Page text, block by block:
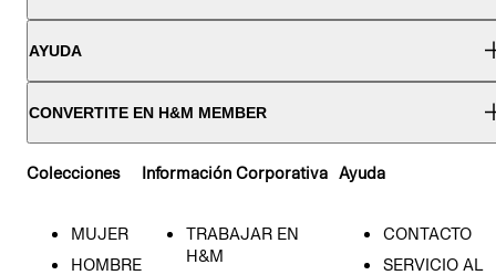
AYUDA
CONVERTITE EN H&M MEMBER
Colecciones
MUJER
HOMBRE
Información Corporativa
TRABAJAR EN
H&M
Ayuda
CONTACTO
SERVICIO AL